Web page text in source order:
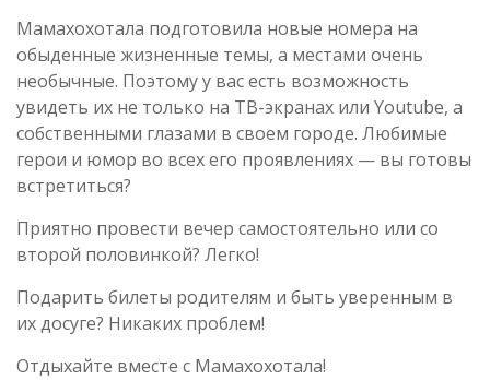
Мамахохотала подготовила новые номера на
обыденные жизненные темы, а местами очень
необычные. Поэтому у вас есть возможность
увидеть их не только на ТВ-экранах или Youtube, а
собственными глазами в своем городе. Любимые
герои и юмор во всех его проявлениях — вы готовы
встретиться?
Приятно провести вечер самостоятельно или со
второй половинкой? Легко!
Подарить билеты родителям и быть уверенным в
их досуге? Никаких проблем!
Отдыхайте вместе с Мамахохотала!